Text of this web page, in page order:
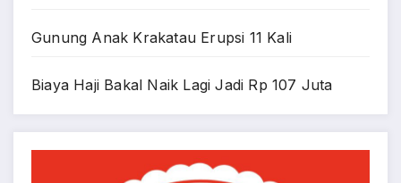
Gunung Anak Krakatau Erupsi 11 Kali
Biaya Haji Bakal Naik Lagi Jadi Rp 107 Juta